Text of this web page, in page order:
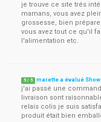
je trouve ce site trés
mamans, vous avez
grossesse, bien
vous avez tout ce qu'il
l'alimentation etc.
5 / 5 marette a évalué
j'ai passé une
livraison sont
relais colis je suis
produit était bien